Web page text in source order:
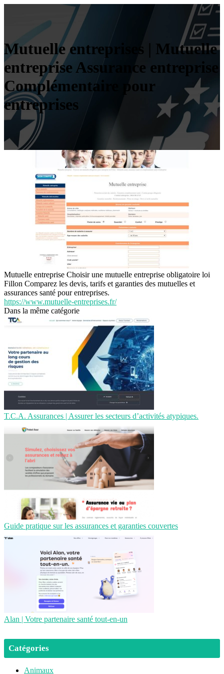
Mutuelle entreprises | Mutuelle
entreprise Assurance entreprise
Complémen­tai­re pour
entreprises
Mutuelle entreprise Choisir une mutuelle entreprise obligatoire loi
Fillon Comparez les devis, tarifs et garanties des mutuelles et
assurances santé pour entreprises.
https://www.mutuelle-entreprises.fr/
Dans la même catégorie
T.C.A. Assurances | Assurer les secteurs d’activités atypiques.
Guide pratique sur les assurances et garanties couvertes
Alan | Votre partenaire santé tout-en-un
Catégories
Animaux